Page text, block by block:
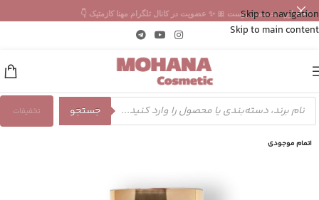
Skip to navigation
Skip to main content
✨ مشاوره تخصصی پوست 🎀 ✨ عضویت در کانال تلگرام مهنا کازمتیک 👇
جستجو تخفیفات
اتمام موجودی